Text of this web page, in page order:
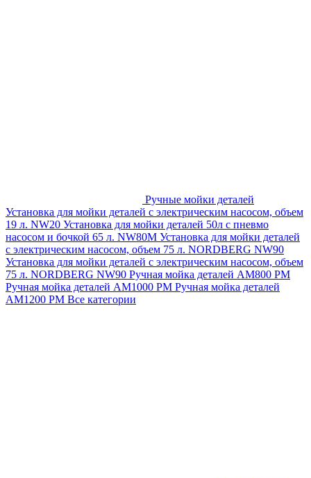
Ручные мойки деталей
Установка для мойки деталей с электрическим насосом, объем
19 л. NW20 Установка для мойки деталей 50л с пневмо
насосом и бочкой 65 л. NW80M Установка для мойки деталей
с электрическим насосом, объем 75 л. NORDBERG NW90
Установка для мойки деталей с электрическим насосом, объем
75 л. NORDBERG NW90 Ручная мойка деталей АМ800 РМ
Ручная мойка деталей АМ1000 РМ Ручная мойка деталей
АМ1200 РМ Все категории